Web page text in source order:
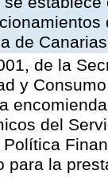
de Canarias
de la
y
del
para la